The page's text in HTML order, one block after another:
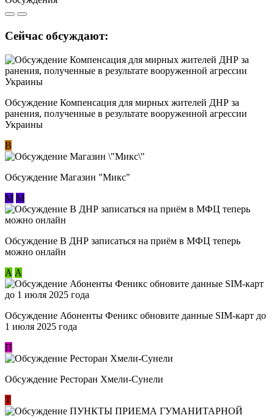
Сейчас обсуждают:
Обсуждение Компенсация для мирных жителей ДНР за
ранения, полученные в результате вооруженной агрессии
Украины
В
Обсуждение Магазин "Микс"
М М
Обсуждение В ДНР записаться на приём в МФЦ теперь
можно онлайн
А А
Обсуждение Абоненты Феникс обновите данные SIM-карт до
1 июля 2025 года
П
Обсуждение Ресторан Хмели-Сунели
Т